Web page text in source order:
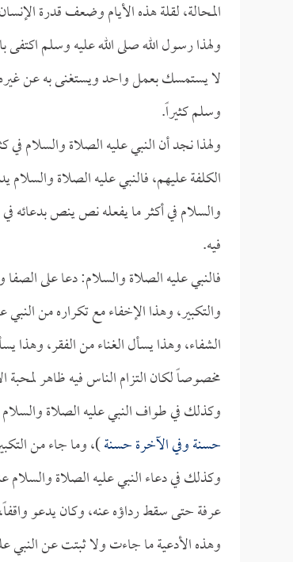
المحالة، لقلة هذه الأيام وضعف قدرة
ولهذا رسول الله صلى الله عليه وسلم
لا يستمسك بعمل واحد ويستغنى به عن غيره
وسلم كثيراً.
ولهذا نجد أن النبي عليه الصلاة والسلام
الكلفة عليهم، فالنبي عليه الصلاة
والسلام في أكثر ما يفعله نص ينص بدعائه
فيه.
فالنبي عليه الصلاة والسلام: دعا على
والتكبير، وهذا الإخفاء مع تكراره من
الشفاء، وهذا يسأل الغناء من الفقر،
مخصوصاً لكان التزام الناس فيه ظاهر لمحبة
وكذلك في طواف النبي عليه الصلاة والسلام
حسنة وفي الآخرة حسنة)، وما جاء من
وكذلك في دعاء النبي عليه الصلاة والسلام
عرفة حتى سقط رداؤه عنه، وكان يدعو
وهذه الأدعية ما جاءت ولا ثبتت عن النبي